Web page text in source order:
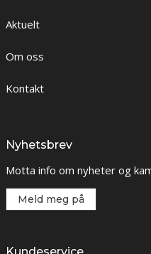
Aktuelt
Om oss
Kontakt
Nyhetsbrev
Motta info om nyheter og
Meld meg på